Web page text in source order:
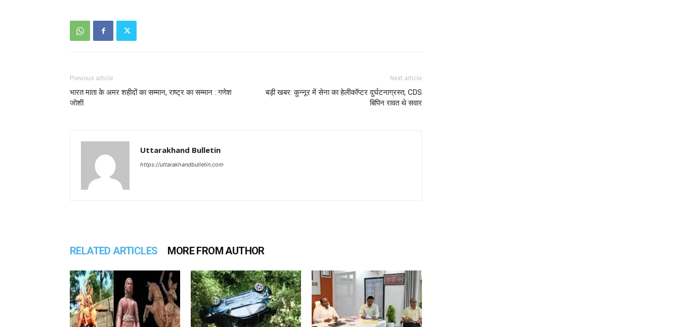
Previous article
भारत माता के अमर शहीदों का सम्मान, राष्ट्र का सम्मान : गणेश
जोशी
Next article
बड़ी खबर: कुन्नूर में सेना का हेलीकॉप्टर दुर्घटनाग्रस्त, CDS
बिपिन रावत थे सवार
Uttarakhand Bulletin
https://uttarakhandbulletin.com
RELATED ARTICLES MORE FROM AUTHOR